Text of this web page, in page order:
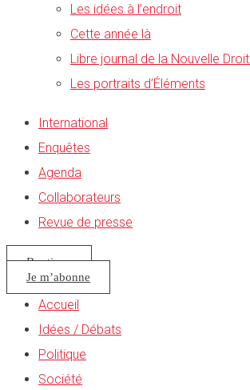
Les idées à l’endroit
Cette année là
Libre journal de la Nouvelle
Les portraits d’Éléments
International
Enquêtes
Agenda
Collaborateurs
Revue de presse
Boutique
Je m’abonne
Accueil
Idées / Débats
Politique
Société